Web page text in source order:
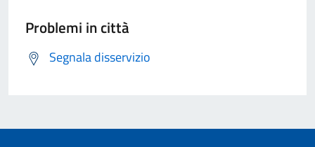
Problemi in città
Segnala disservizio